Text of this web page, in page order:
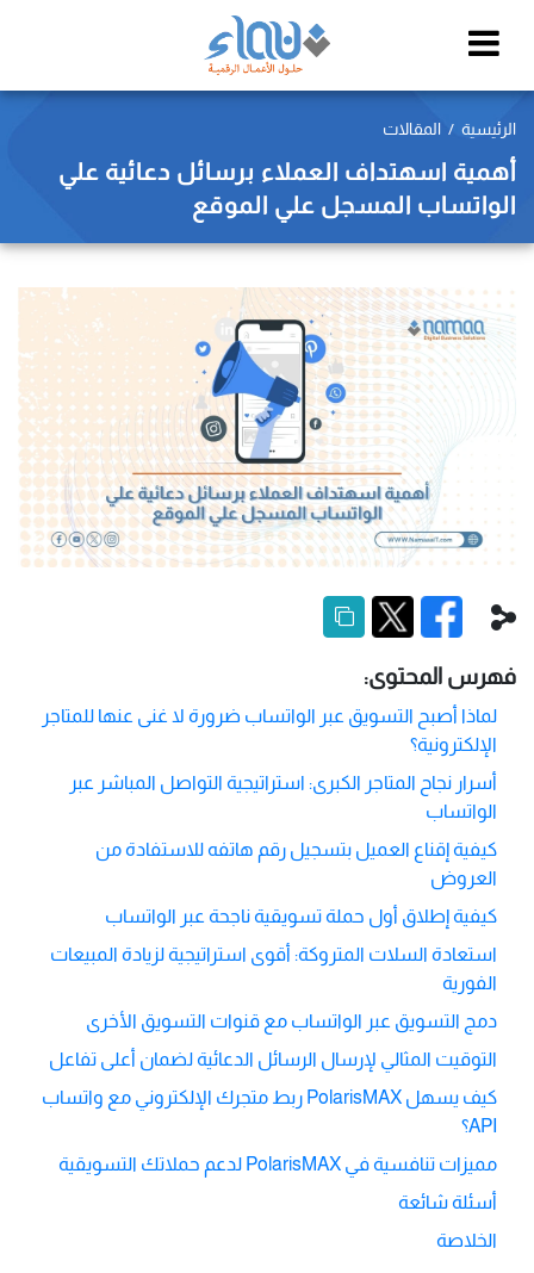
الرئيسية المقالات
أهمية اسهتداف العملاء برسائل دعائية علي
الواتساب المسجل علي الموقع
فهرس المحتوى:
لماذا أصبح التسويق عبر الواتساب ضرورة لا غنى عنها للمتاجر
الإلكترونية؟
أسرار نجاح المتاجر الكبرى: استراتيجية التواصل المباشر عبر
الواتساب
كيفية إقناع العميل بتسجيل رقم هاتفه للاستفادة من
العروض
كيفية إطلاق أول حملة تسويقية ناجحة عبر الواتساب
استعادة السلات المتروكة: أقوى استراتيجية لزيادة المبيعات
الفورية
دمج التسويق عبر الواتساب مع قنوات التسويق الأخرى
التوقيت المثالي لإرسال الرسائل الدعائية لضمان أعلى تفاعل
كيف يسهل PolarisMAX ربط متجرك الإلكتروني مع واتساب
API؟
مميزات تنافسية في PolarisMAX لدعم حملاتك التسويقية
أسئلة شائعة
الخلاصة